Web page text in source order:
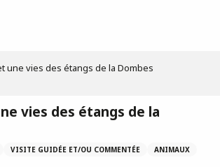
une vies des étangs de la Dombes
vies des étangs de la
VISITE GUIDÉE ET/OU COMMENTÉE ANIMAUX